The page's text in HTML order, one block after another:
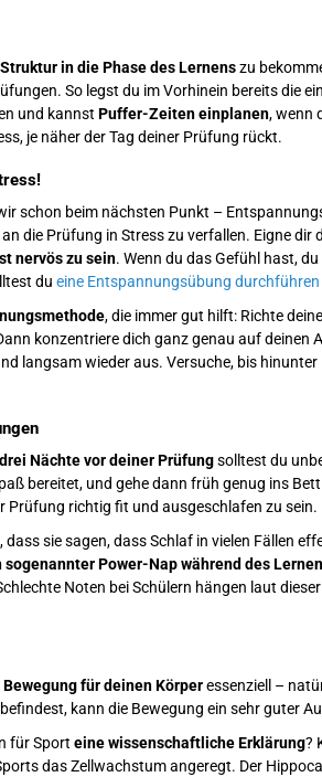
in die Phase des Lernenszu
So legst du im Vorhinein bereits die
und kannst Puffer-Zeiten einplanen, wenn
je näher der Tag deiner Prüfung rückt.
schon beim nächsten Punkt –
die Prüfung in Stress zu verfallen. Eigne
nervöszu sein. Wenn du das Gefühl hast,
du eine Entspannungsübung durchführen
, die immer gut hilft: Richte
konzentriere dich ganz genau auf deinen
langsam wieder aus. Versuche, bis
Nächte vor deiner Prüfungsolltest du
bereitet, und gehe dann früh genug ins
Prüfung richtig fit und ausgeschlafen zu sein.
sie sagen, dass Schlaf in vielen Fällen
sogenannter Power-Nap während des
Noten bei Schülern hängen laut
Bewegung für deinen Körperessenziell –
kann die Bewegung ein sehr guter
für Sport eine wissenschaftliche Erklärung?
das Zellwachstum angeregt. Der